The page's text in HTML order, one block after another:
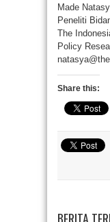
Made
Peneliti
The
Policy
Share this: